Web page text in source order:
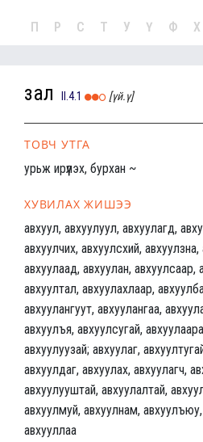
П Р С Т У Ү Ф Х
зал II.4.1 [үй.ү]
ТОВЧ УТГА
урьж ирүүлэх, бурхан ~
ХУВИЛАХ ЖИШЭЭ
авхуул, авхуулуул, авхуулагд,
авхуулчих, авхуулсхий,
авхуулаад, авхуулан, авхуулсаар,
авхуултал, авхуулахлаар,
авхуулангуут, авхуулангаа,
авхуулъя, авхуулсугай,
авхуулуузай; авхуулаг,
авхуулдаг, авхуулах, авхуулагч,
авхуулууштай, авхуулалтай,
авхуулмуй, авхуулнам,
авхууллаа